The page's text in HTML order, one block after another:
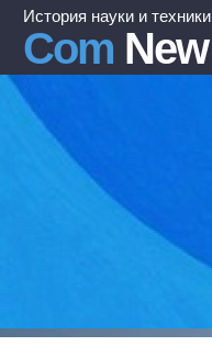
История науки и техники
Com New